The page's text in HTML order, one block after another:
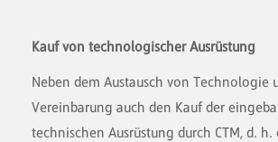
Kauf von technologischer Ausrüstung
Neben dem Austausch von Technologie
Vereinbarung auch den Kauf der
technischen Ausrüstung durch CTM, d. h.